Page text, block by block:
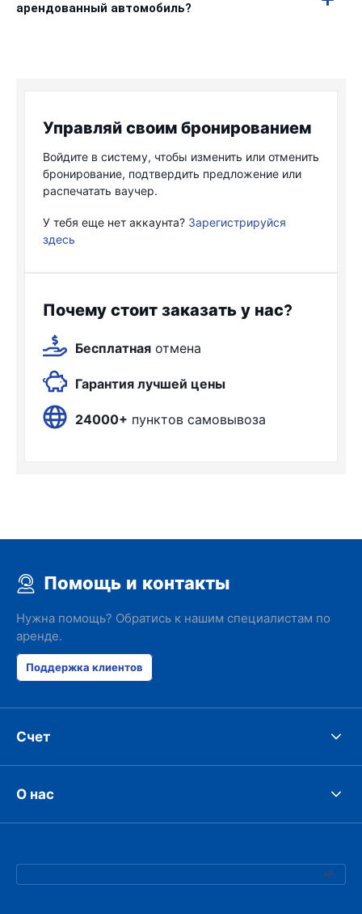
арендованный автомобиль?
Управляй своим бронированием
Войдите в систему, чтобы изменить или отменить
бронирование, подтвердить предложение или
распечатать ваучер.
У тебя еще нет аккаунта? Зарегистрируйся
здесь
Почему стоит заказать у нас?
Бесплатная отмена
Гарантия лучшей цены
24000+ пунктов самовывоза
Помощь и контакты
Нужна помощь? Обратись к нашим специалистам по
аренде.
Поддержка клиентов
Счет
О нас